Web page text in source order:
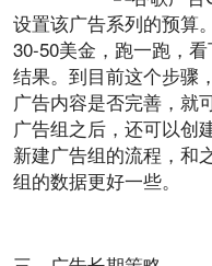
设置该广告系列的预算
30-50美金，跑一跑，
结果。到目前这个步骤
广告内容是否完善，就
广告组之后，还可以创
新建广告组的流程 ，和
组的数据更好一些。